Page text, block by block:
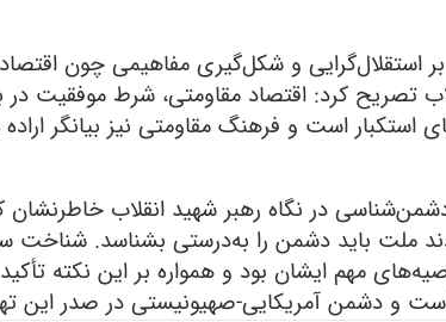
بر استقلال‌گرایی و شکل‌گیری مفاهیمی چون
تصریح کرد: اقتصاد مقاومتی، شرط موفقیت
استکبار است و فرهنگ مقاومتی نیز بیانگر
در نگاه رهبر شهید انقلاب خاطرنشان
ملت باید دشمن را به‌درستی بشناسد.
مهم ایشان بود و همواره بر این نکته
و دشمن آمریکایی-صهیونیستی در صدر این